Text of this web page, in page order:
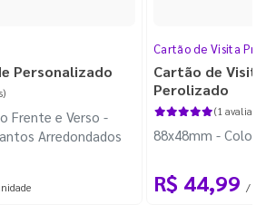
Personalizado
Frente e Verso -
Arredondados
Cartão de Visita
Cartão de
Perolizado
(1
88x48mm -
R$ 44,99 /